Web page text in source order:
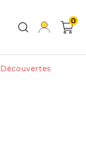
0
Découvertes